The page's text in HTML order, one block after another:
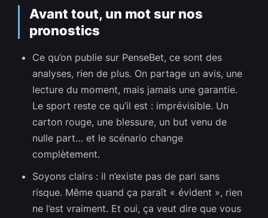
Avant tout, un mot sur nos
pronostics
Ce qu’on publie sur PenseBet, ce sont des
analyses, rien de plus. On partage un avis, une
lecture du moment, mais jamais une garantie.
Le sport reste ce qu’il est : imprévisible. Un
carton rouge, une blessure, un but venu de
nulle part… et le scénario change
complètement.
Soyons clairs : il n’existe pas de pari sans
risque. Même quand ça paraît « évident », rien
ne l’est vraiment. Et oui, ça veut dire que vous